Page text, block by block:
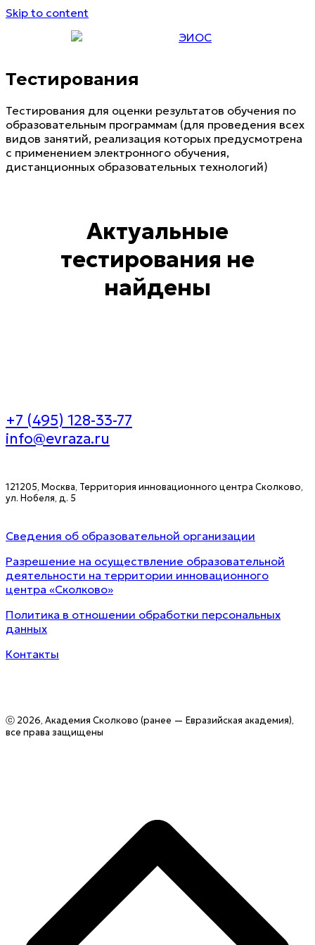
Skip to content
ЭИОС
Тестирования
Тестирования для оценки результатов обучения по
образовательным программам (для проведения всех
видов занятий, реализация которых предусмотрена
с применением электронного обучения,
дистанционных образовательных технологий)
Актуальные
тестирования не
найдены
+7 (495) 128-33-77
info@evraza.ru
121205, Москва, Территория инновационного центра Сколково,
ул. Нобеля, д. 5
Сведения об образовательной организации
Разрешение на осуществление образовательной
деятельности на территории инновационного
центра «Сколково»
Политика в отношении обработки персональных
данных
Контакты
ⓒ 2026, Академия Сколково (ранее — Евразийская академия),
все права защищены